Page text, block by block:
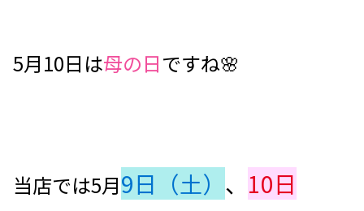
5月10日は母の日ですね🌸
当店では5月9日（土） 、 10日